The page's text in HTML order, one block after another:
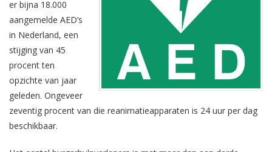
er bijna 18.000
aangemelde AED’s
in Nederland, een
stijging van 45
procent ten
opzichte van jaar
geleden. Ongeveer
zeventig procent van die reanimatieapparaten is 24 uur per dag
beschikbaar.